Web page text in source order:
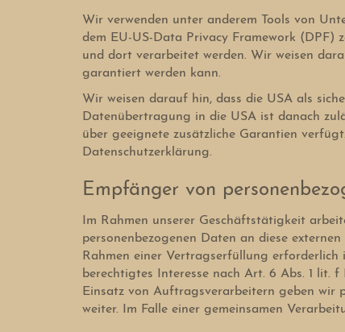
Wir verwenden unter anderem Tools von
dem EU-US-Data Privacy Framework (DPF)
und dort verarbeitet werden. Wir weisen
garantiert werden kann.
Wir weisen darauf hin, dass die USA als
Datenübertragung in die USA ist danach
über geeignete zusätzliche Garantien
Datenschutzerklärung.
Empfänger von
Im Rahmen unserer Geschäftstätigkeit
personenbezogenen Daten an diese
Rahmen einer Vertragserfüllung erforderlich
berechtigtes Interesse nach Art. 6 Abs. 1 lit.
Einsatz von Auftragsverarbeitern geben wir
weiter. Im Falle einer gemeinsamen